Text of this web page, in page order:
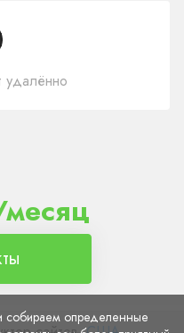
удалённо
собираем определенные